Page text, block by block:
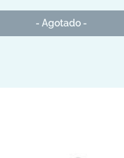
- Agotado -